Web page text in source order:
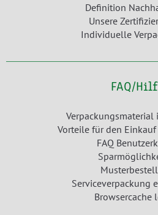
Definition
Unsere
Individuelle
FAQ/
Verpackungsmaterial
Vorteile für den Einkauf
FAQ
Serviceverpackung
Browsercache